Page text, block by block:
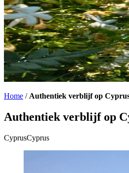
Home / Authentiek verblijf op
Authentiek verblijf op
CyprusCyprus